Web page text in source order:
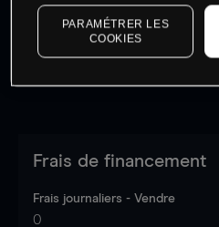
Frais de financement
Frais journaliers - Vendre
0
PARAMÉTRER LES
COOKIES